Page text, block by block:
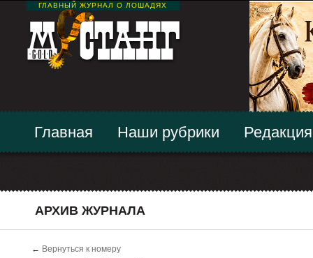
ГЛАВНЫЙ ЖУРНАЛ О ЛОШАДЯХ
Главная Наши рубрики Редакция
АРХИВ ЖУРНАЛА
← Вернуться к номеру